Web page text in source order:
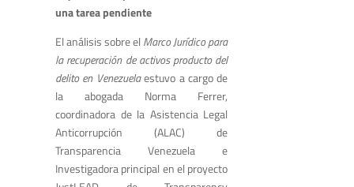
una tarea pendiente
El análisis sobre el Marco Jurídico para
la recuperación de activos producto del
delito en Venezuelaestuvo a cargo de
la abogada Norma Ferrer,
coordinadora de la Asistencia Legal
Anticorrupción (ALAC) de
Transparencia Venezuela e
Investigadora principal en el proyecto